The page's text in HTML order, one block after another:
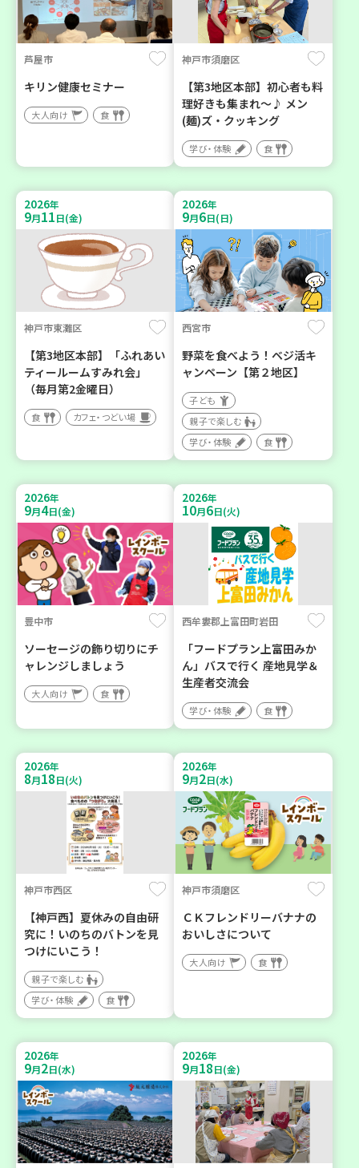
芦屋市
キリン健康セミナー
大人向け 食
神戸市須磨区
【第3地区本部】初心者も料
理好きも集まれ～♪ メン
(麺)ズ・クッキング
学び・体験 食
2026年
9月11日(金)
神戸市東灘区
【第3地区本部】「ふれあい
ティールームすみれ会」
（毎月第2金曜日）
食 カフェ・つどい場
2026年
9月6日(日)
西宮市
野菜を食べよう！ベジ活キ
ャンペーン【第２地区】
子ども
親子で楽しむ
学び・体験
食
2026年
9月4日(金)
豊中市
ソーセージの飾り切りにチ
ャレンジしましょう
大人向け 食
2026年
10月6日(火)
西牟婁郡上富田町岩田
「フードプラン上富田みか
ん」バスで行く 産地見学＆
生産者交流会
学び・体験 食
2026年
8月18日(火)
神戸市西区
【神戸西】夏休みの自由研
究に！いのちのバトンを見
つけにいこう！
親子で楽しむ
学び・体験
食
2026年
9月2日(水)
神戸市須磨区
ＣＫフレンドリーバナナの
おいしさについて
大人向け 食
2026年
9月2日(水)
2026年
9月18日(金)